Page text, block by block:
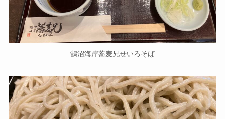
鵠沼海岸蕎麦兄せいろそば